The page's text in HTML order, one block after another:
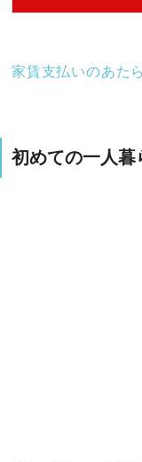
家賃支払いのあた
初めての一人暮